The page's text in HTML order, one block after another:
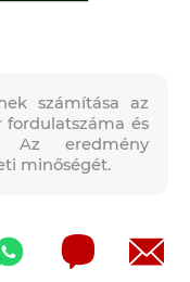
számítása az
fordulatszáma és
eredmény
minőségét.